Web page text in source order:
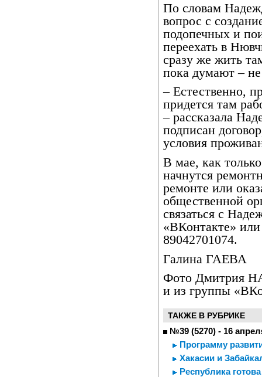
По словам
вопрос с
подопечных и
переехать в
сразу же жить
пока думают – не
– Естественно,
придется там
– рассказала
подписан
условия
В мае, как
начнутся
ремонте или
общественной
связаться с
«ВКонтакте»
89042701074.
Галина ГАЕВА
Фото Дмитрия
и из группы
ТАКЖЕ В РУБРИКЕ
№39 (5270) - 16
Программу
Хакасии и
Республика